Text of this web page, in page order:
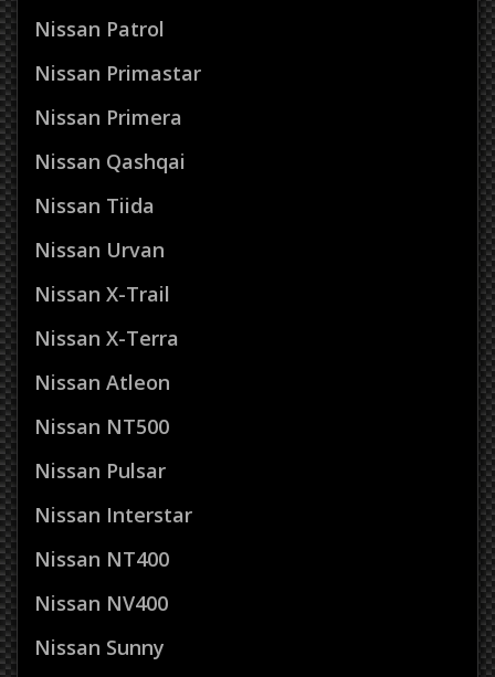
Nissan Patrol
Nissan Primastar
Nissan Primera
Nissan Qashqai
Nissan Tiida
Nissan Urvan
Nissan X-Trail
Nissan X-Terra
Nissan Atleon
Nissan NT500
Nissan Pulsar
Nissan Interstar
Nissan NT400
Nissan NV400
Nissan Sunny